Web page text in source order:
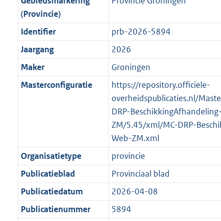
o
r
m
a
a
t
f
o
r
m
a
a
b
n
f
o
r
m
a
i
n
f
o
r
m
K
b
o
o
t
t
e
:
2
K
b
r
o
o
t
e
:
2
K
b
(Provincie)
Identifier
prb-2026-5894
Jaargang
2026
Maker
Groningen
Masterconfiguratie
https://repository.officiele-
overheidspublicaties.nl/
DRP-
ZM/5.45/xml/MC-DRP-
Web-ZM.xml
Organisatietype
provincie
Publicatieblad
Provinciaal blad
Publicatiedatum
2026-04-08
Publicatienummer
5894